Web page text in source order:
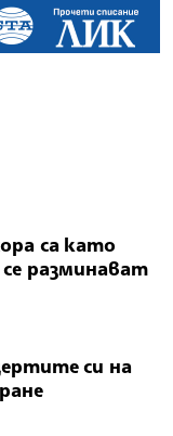
са като
разминават
си на